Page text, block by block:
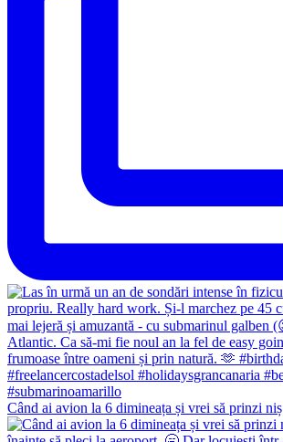
Când ai avion la 6 dimineața și vrei să prinzi niș